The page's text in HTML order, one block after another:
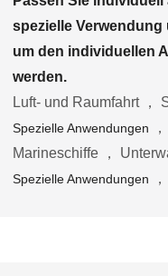
spezielle
um den individuellen
werden.
Luft- und Raumfahrt ，
Spezielle Anwendungen
Marineschiffe ，
Spezielle Anwendungen